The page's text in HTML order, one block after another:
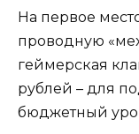
На первое
проводную
геймерская
рублей – для
бюджетный